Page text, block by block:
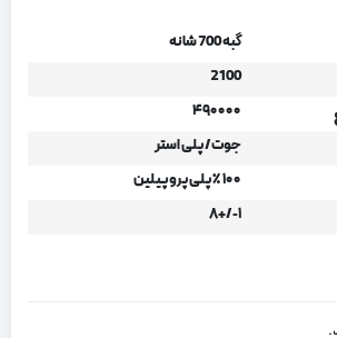
گبه 700 شانه
2100
۴۹۰۰۰۰
جوت/ پلی استر
۱۰۰ ٪ پلی پروپیلین
۱-/+۸